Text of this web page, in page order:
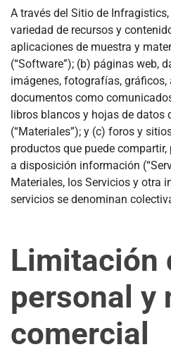
A través del Sitio de
variedad de recursos y
aplicaciones de muestra y
(“Software”); (b) páginas web,
imágenes, fotografías, gráficos,
documentos como
libros blancos y hojas de datos
(“Materiales”); y (c) foros y
productos que puede
a disposición información
Materiales, los Servicios y otra
servicios se denominan
Limitación
personal y
comercial